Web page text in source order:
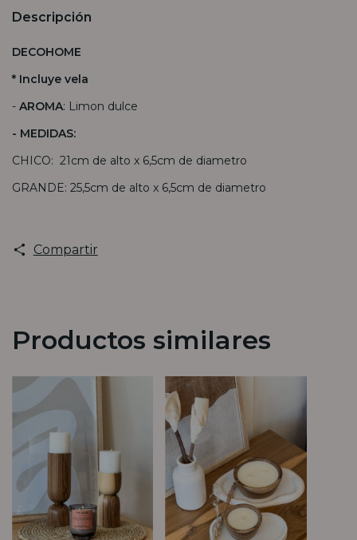
Descripción
DECOHOME
* Incluye vela
- AROMA: Limon dulce
- MEDIDAS:
CHICO: 21cm de alto x 6,5cm de diametro
GRANDE: 25,5cm de alto x 6,5cm de diametro
Compartir
Productos similares